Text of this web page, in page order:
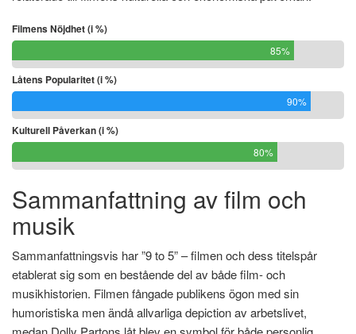
Filmens Nöjdhet (i %)
85%
Låtens Popularitet (i %)
90%
Kulturell Påverkan (i %)
80%
Sammanfattning av film och
musik
Sammanfattningsvis har ”9 to 5” – filmen och dess titelspår
etablerat sig som en bestående del av både film- och
musikhistorien. Filmen fångade publikens ögon med sin
humoristiska men ändå allvarliga depiction av arbetslivet,